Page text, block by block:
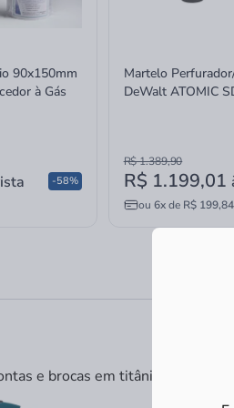
90x150mm
à Gás
-58%
Martelo
DeWalt ATOMIC
R$ 1.389,90
R$ 1.199,01
ou 6xde R$ 199,84
e brocas em titânio X-Line